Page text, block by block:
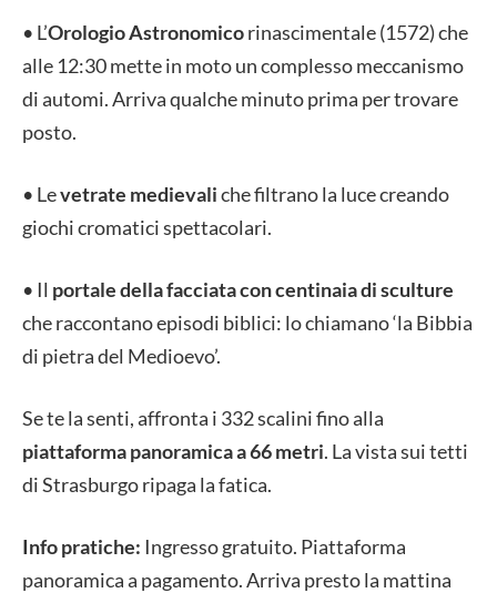
• L’Orologio Astronomicorinascimentale (1572) che
alle 12:30 mette in moto un complesso meccanismo
di automi. Arriva qualche minuto prima per trovare
posto.
• Levetrate medievaliche filtrano la luce creando
giochi cromatici spettacolari.
• Il portale della facciata con centinaia di sculture
che raccontano episodi biblici: lo chiamano ‘la Bibbia
di pietra del Medioevo’.
Se te la senti, affronta i 332 scalini fino alla
piattaforma panoramica a 66 metri. La vista sui tetti
di Strasburgo ripaga la fatica.
Info pratiche: Ingresso gratuito. Piattaforma
panoramica a pagamento. Arriva presto la mattina